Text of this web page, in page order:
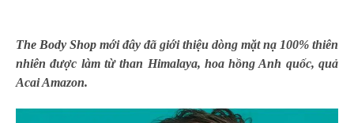
The Body Shop mới đây đã giới thiệu dòng mặt nạ 100% thiên
nhiên được làm từ than Himalaya, hoa hồng Anh quốc, quả
Acai Amazon.